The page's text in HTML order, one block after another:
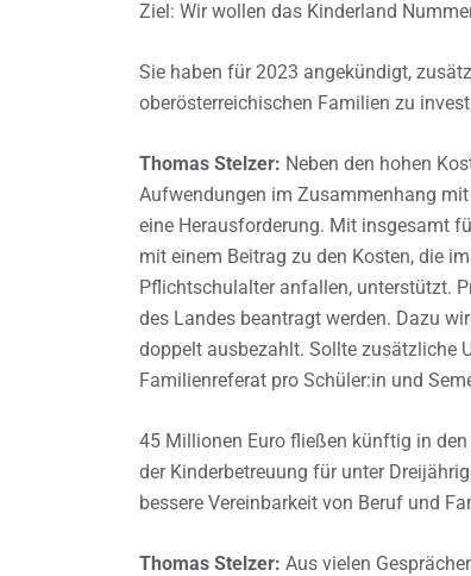
Ziel: Wir wollen das Kinderland
Sie haben für 2023 angekündigt,
oberösterreichischen Familien zu
Thomas Stelzer: Neben den hohen
Aufwendungen im Zusammenhang
eine Herausforderung. Mit insgesamt
mit einem Beitrag zu den Kosten, die
Pflichtschulalter anfallen, unterstützt.
des Landes beantragt werden. Dazu
doppelt ausbezahlt. Sollte zusätzliche
Familienreferat pro Schüler:in und
45 Millionen Euro fließen künftig in
der Kinderbetreuung für unter
bessere Vereinbarkeit von Beruf und
Thomas Stelzer: Aus vielen